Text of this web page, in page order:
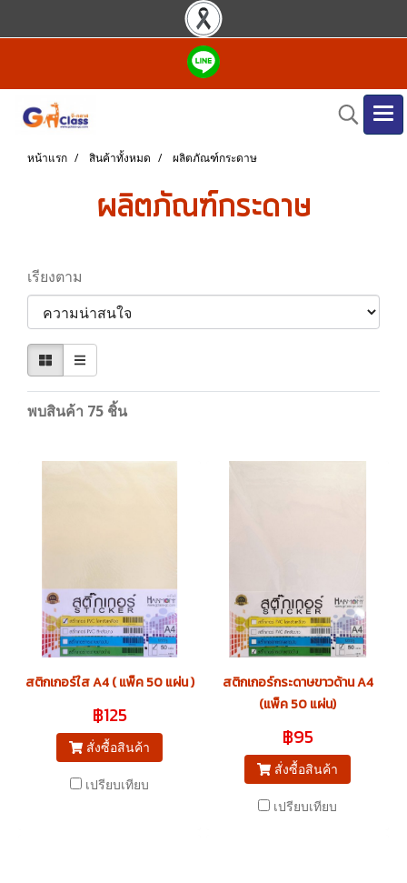
หน้าแรก สินค้าทั้งหมด ผลิตภัณฑ์กระดาษ
ผลิตภัณฑ์กระดาษ
เรียงตาม
พบสินค้า 75 ชิ้น
สติกเกอร์ใส A4 ( แพ็ค 50 แผ่น )
฿125
สั่งซื้อสินค้า
เปรียบเทียบ
สติกเกอร์กระดาษขาวด้าน A4
(แพ็ค 50 แผ่น)
฿95
สั่งซื้อสินค้า
เปรียบเทียบ